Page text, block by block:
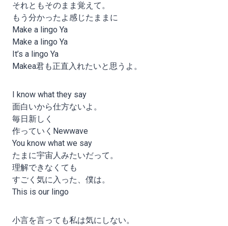
それともそのまま覚えて。
もう分かったよ感じたままに
Make a lingo Ya
Make a lingo Ya
It’s a lingo Ya
Makea君も正直入れたいと思うよ。
I know what they say
面白いから仕方ないよ。
毎日新しく
作っていくNewwave
You know what we say
たまに宇宙人みたいだって。
理解できなくても
すごく気に入った、僕は。
This is our lingo
小言を言っても私は気にしない。